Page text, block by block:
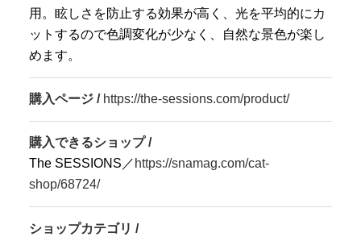
用。眩しさを防止する効果が高く、光を平均的にカ
ットするので色調変化が少なく、自然な景色が楽し
めます。
購入ページ / https://the-sessions.com/product/
購入できるショップ /
The SESSIONS／ https://snamag.com/cat-
shop/68724/
ショップカテゴリ /